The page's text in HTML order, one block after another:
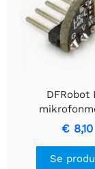
DFRobot
€ 8,10
Se